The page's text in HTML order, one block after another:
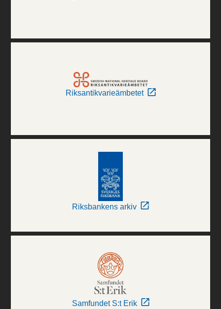
Riksantikvarieämbetet
Riksbankens arkiv
Samfundet S:t Erik